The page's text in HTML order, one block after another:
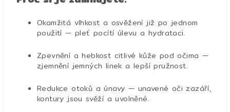
Okamžitá vlhkost a osvěžení již po jednom
použití — pleť pocítí úlevu a hydrataci.
Zpevnění a hebkost citlivé kůže pod očima —
zjemnění jemných linek a lepší pružnost.
Redukce otoků a únavy — unavené oči zazáří,
kontury jsou svěží a uvolněné.